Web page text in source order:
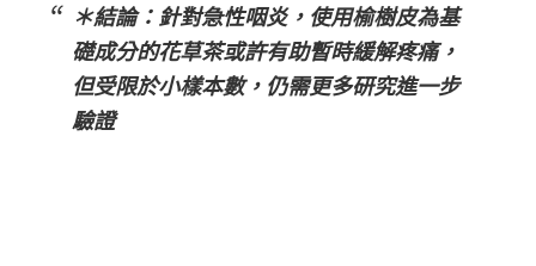
＊結論：針對急性咽炎，使用榆樹皮為基
礎成分的花草茶或許有助暫時緩解疼痛，
但受限於小樣本數，仍需更多研究進一步
驗證